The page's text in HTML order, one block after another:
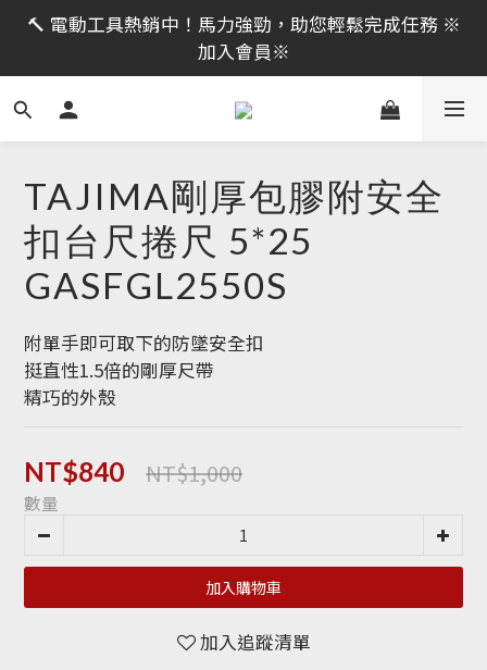
限時活動｜全館消費滿 NT$599 即享免運費，工具補貨
趁現在！立即逛活動商品
🔨 電動工具熱銷中！馬力強勁，助您輕鬆完成任務 ※
加入會員※
限時活動｜全館消費滿 NT$599 即享免運費，工具補貨
趁現在！立即逛活動商品
TAJIMA剛厚包膠附安全
扣台尺捲尺 5*25
GASFGL2550S
附單手即可取下的防墜安全扣
挺直性1.5倍的剛厚尺帶
精巧的外殼
NT$840 NT$1,000
數量
加入購物車
加入追蹤清單